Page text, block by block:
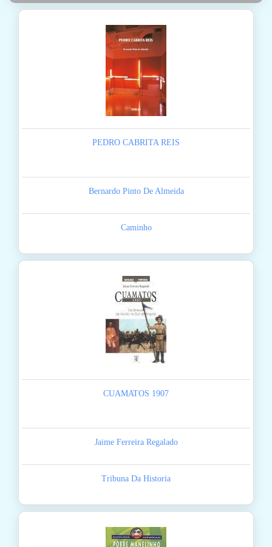
PEDRO CABRITA REIS
Bernardo Pinto De Almeida
Caminho
CUAMATOS 1907
Jaime Ferreira Regalado
Tribuna Da Historia